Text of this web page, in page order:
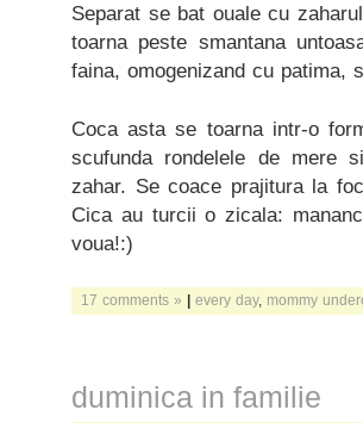
Separat se bat ouale cu
toarna peste smantana
faina, omogenizand cu patima,
Coca asta se toarna intr-o
scufunda rondelele de mere
zahar. Se coace prajitura la
Cica au turcii o zicala:
voua!:)
17 comments » | every day, mommy
duminica in familie